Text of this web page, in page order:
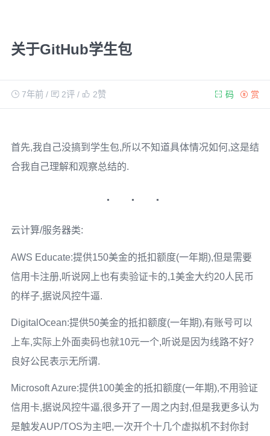
关于GitHub学生包
7年前/ 2评/ 2赞 赏
码
首先,我自己没搞到学生包,所以不知道具体情况如何,这是结
合我自己理解和观察总结的.
云计算/服务器类:
AWS Educate:提供150美金的抵扣额度(一年期),但是需要
信用卡注册,听说网上也有卖验证卡的,1美金大约20人民币
的样子,据说风控牛逼.
DigitalOcean:提供50美金的抵扣额度(一年期),有账号可以
上车,实际上外面卖码也就10元一个,听说是因为线路不好?
良好公民表示无所谓.
Microsoft Azure:提供100美金的抵扣额度(一年期),不用验证
信用卡,据说风控牛逼,很多开了一周之内封,但是我更多认为
是触发AUP/TOS为主吧,一次开个十几个虚拟机不封你封